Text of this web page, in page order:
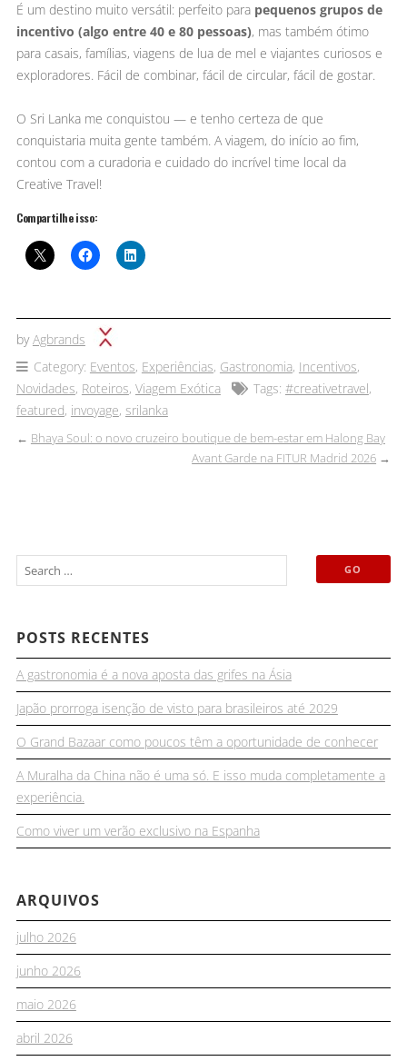
É um destino muito versátil: perfeito para pequenos grupos de
incentivo (algo entre 40 e 80 pessoas), mas também ótimo
para casais, famílias, viagens de lua de mel e viajantes curiosos e
exploradores. Fácil de combinar, fácil de circular, fácil de gostar.
O Sri Lanka me conquistou — e tenho certeza de que
conquistaria muita gente também. A viagem, do início ao fim,
contou com a curadoria e cuidado do incrível time local da
Creative Travel!
Compartilhe isso:
byAgbrands
Category: Eventos, Experiências, Gastronomia, Incentivos,
Novidades, Roteiros, Viagem Exótica Tags: #creativetravel,
featured, invoyage, srilanka
← Bhaya Soul: o novo cruzeiro boutique de bem-estar em Halong Bay
Avant Garde na FITUR Madrid 2026 →
POSTS RECENTES
A gastronomia é a nova aposta das grifes na Ásia
Japão prorroga isenção de visto para brasileiros até 2029
O Grand Bazaar como poucos têm a oportunidade de conhecer
A Muralha da China não é uma só. E isso muda completamente a
experiência.
Como viver um verão exclusivo na Espanha
ARQUIVOS
julho 2026
junho 2026
maio 2026
abril 2026